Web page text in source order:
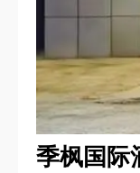
季枫国际